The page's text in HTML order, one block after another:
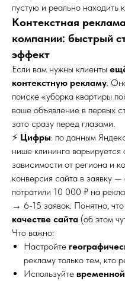
пустую и реально находить
Контекстная
компании: быстрый
эффект
Если вам нужны клиенты
контекстную рекламу.
поиске «уборка квартиры
ваше объявление в первых
зато сразу перед глазами.
⚡️ Цифры: по данным
нише клининга
зависимости от региона и
конверсия сайта в заявку
потратили 10 000 ₽ на
→ 6-15 заявок. Понятно,
качестве сайта (об этом
Что важно:
Настройте
рекламу только тем, кто
Используйте временной